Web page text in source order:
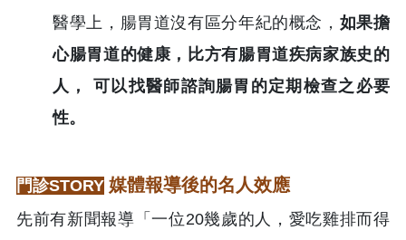
醫學上，腸胃道沒有區分年紀的概念， 如果擔
心腸胃道的健康，比方有腸胃道疾病家族史的
人， 可以找醫師諮詢腸胃的定期檢查之必要
性。
門診STORY 媒體報導後的名人效應
先前有新聞報導「一位20幾歲的人，愛吃雞排而得